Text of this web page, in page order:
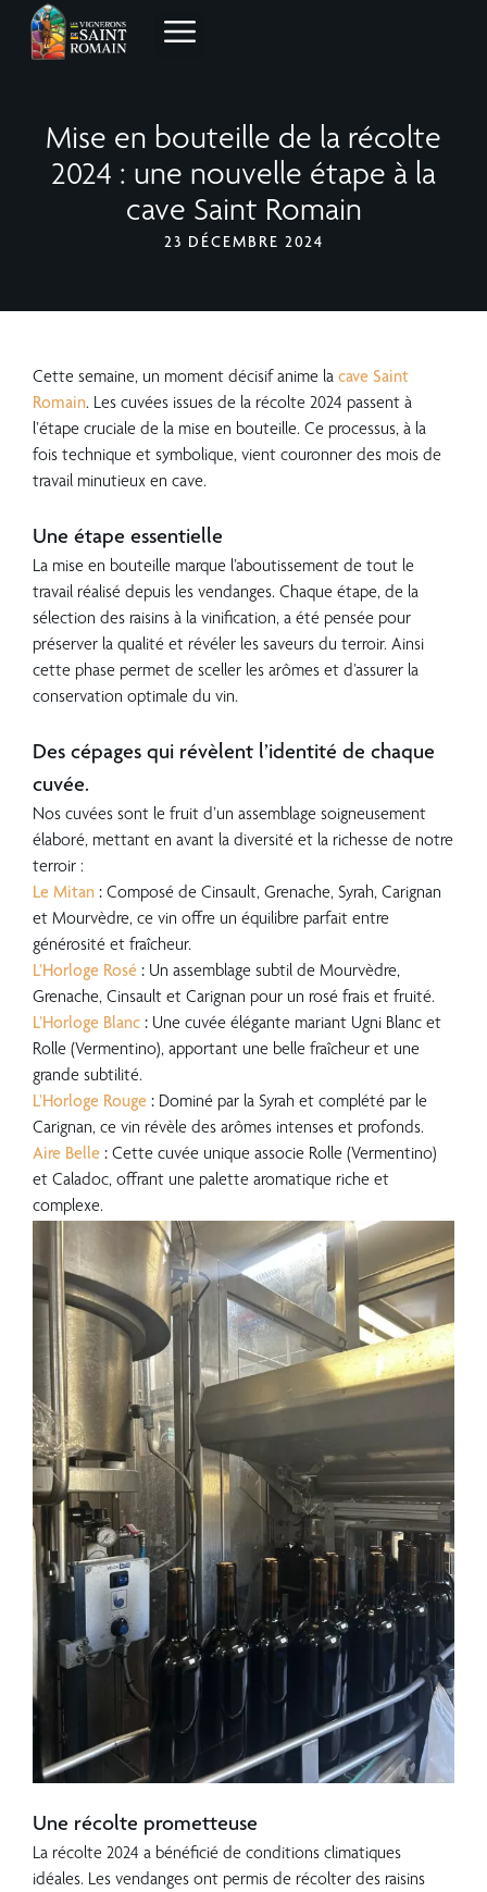
Mise en bouteille de la récolte
2024 : une nouvelle étape à la
cave Saint Romain
23 DÉCEMBRE 2024
Cette semaine, un moment décisif anime la cave Saint
Romain. Les cuvées issues de la récolte 2024 passent à
l’étape cruciale de la mise en bouteille. Ce processus, à la
fois technique et symbolique, vient couronner des mois de
travail minutieux en cave.
Une étape essentielle
La mise en bouteille marque l’aboutissement de tout le
travail réalisé depuis les vendanges. Chaque étape, de la
sélection des raisins à la vinification, a été pensée pour
préserver la qualité et révéler les saveurs du terroir. Ainsi
cette phase permet de sceller les arômes et d’assurer la
conservation optimale du vin.
Des cépages qui révèlent l’identité de chaque
cuvée.
Nos cuvées sont le fruit d’un assemblage soigneusement
élaboré, mettant en avant la diversité et la richesse de notre
terroir :
Le Mitan : Composé de Cinsault, Grenache, Syrah, Carignan
et Mourvèdre, ce vin offre un équilibre parfait entre
générosité et fraîcheur.
L’Horloge Rosé : Un assemblage subtil de Mourvèdre,
Grenache, Cinsault et Carignan pour un rosé frais et fruité.
L’Horloge Blanc : Une cuvée élégante mariant Ugni Blanc et
Rolle (Vermentino), apportant une belle fraîcheur et une
grande subtilité.
L’Horloge Rouge : Dominé par la Syrah et complété par le
Carignan, ce vin révèle des arômes intenses et profonds.
Aire Belle : Cette cuvée unique associe Rolle (Vermentino)
et Caladoc, offrant une palette aromatique riche et
complexe.
Une récolte prometteuse
La récolte 2024 a bénéficié de conditions climatiques
idéales. Les vendanges ont permis de récolter des raisins